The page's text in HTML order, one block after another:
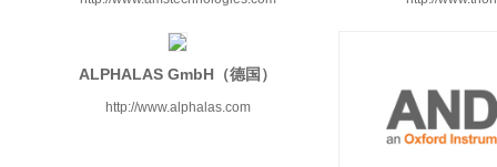
ALPHALAS GmbH（德国）
http://www.alphalas.com